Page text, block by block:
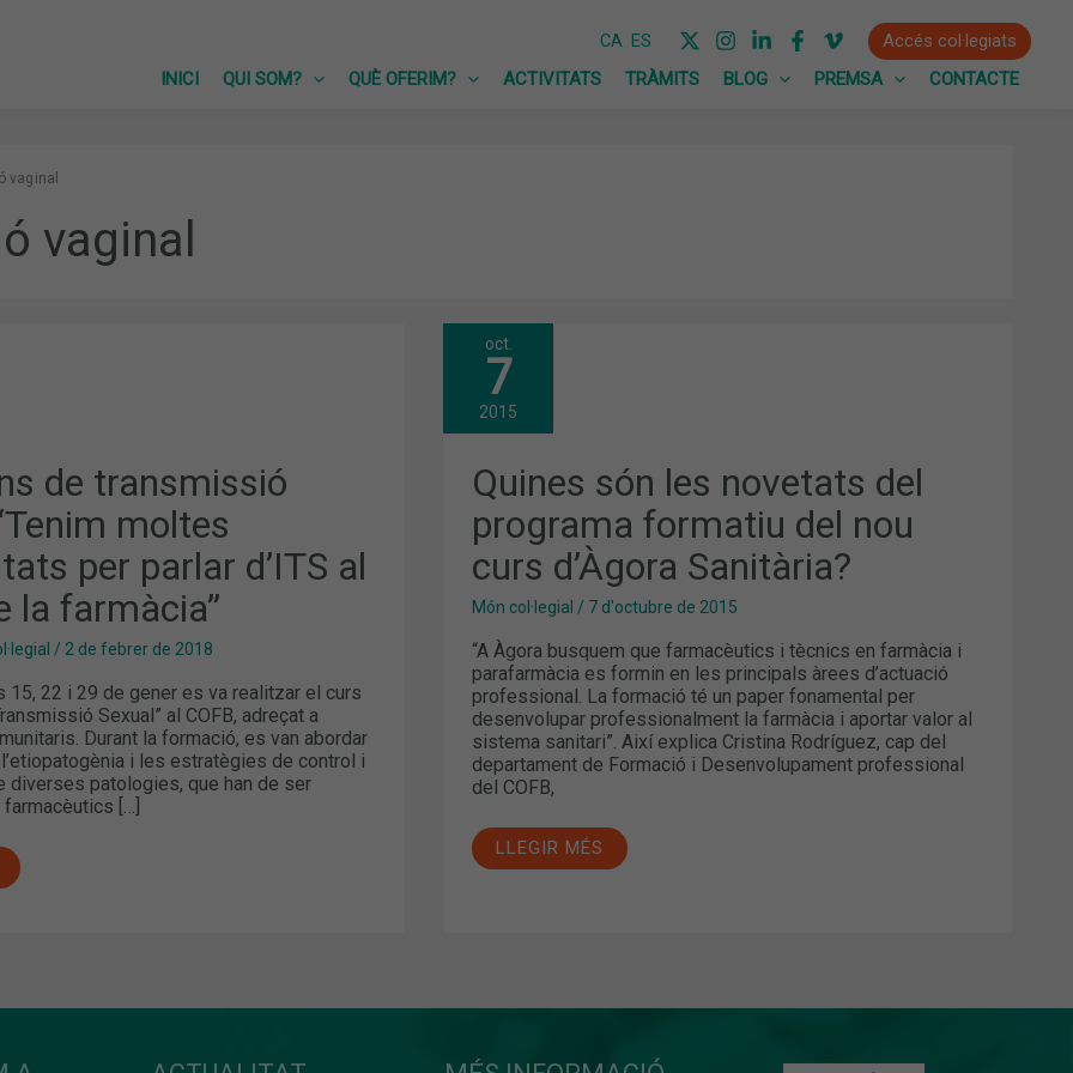
CA ES
Accés col·legiats
INICI
QUI SOM? QUÈ OFERIM? ACTIVITATS TRÀMITS BLOG PREMSA CONTACTE
vaginal
vaginal
de transmissió
moltes
per parlar d’ITS al
la farmàcia”
/ 2 de febrer de 2018
15, 22 i 29 de gener es va realitzar el curs
Sexual” al COFB, adreçat a
Durant la formació, es van abordar
i les estratègies de control i
diverses patologies, que han de ser
[…]
oct.
7
2015
Quines són les novetats del
programa formatiu del nou
curs d’Àgora Sanitària?
Món col·legial / 7 d'octubre de 2015
“A Àgora busquem que farmacèutics i tècnics en farmàcia i
parafarmàcia es formin en les principals àrees d’actuació
professional. La formació té un paper fonamental per
desenvolupar professionalment la farmàcia i aportar valor al
sistema sanitari”. Així explica Cristina Rodríguez, cap del
departament de Formació i Desenvolupament professional
del COFB,
QUINES
SÓN
LES
NOVETATS
DEL
FORMATIU
DEL
NOU
CURS
D’ÀGORA
SANITÀRIA?
LLEGIR MÉS